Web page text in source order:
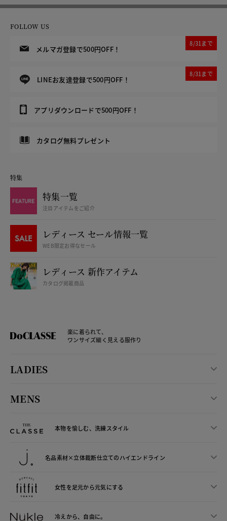
FOLLOW US
メルマガ登録で500円OFF！
8/31まで
LINEお友達登録で500円OFF！
8/31まで
アプリダウンロードで500円OFF！
カタログ無料プレゼント
特集
特集一覧
注目アイテムをご紹介
レディース セール情報一覧
WEB限定お得なセール
レディース 新作アイテム
カタログ掲載商品
楽に着られて、
ワンサイズ細く見える服作り
LADIES
MENS
本物を愉しむ、洗練スタイル
名品素材×立体裁断仕立てのハイエンドライン
女性を足元から元気にする
冷えから、 自由に。